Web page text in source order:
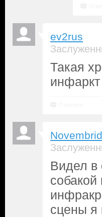
ev2rus
Такая
Видел в
сцены я